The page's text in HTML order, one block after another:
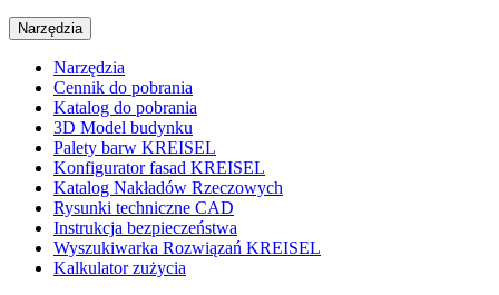
Narzędzia
Narzędzia
Cennik do pobrania
Katalog do pobrania
3D Model budynku
Palety barw KREISEL
Konfigurator fasad KREISEL
Katalog Nakładów Rzeczowych
Rysunki techniczne CAD
Instrukcja bezpieczeństwa
Wyszukiwarka Rozwiązań KREISEL
Kalkulator zużycia